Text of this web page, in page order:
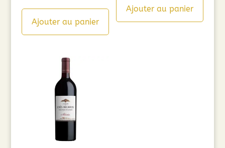
Ajouter au panier
Ajouter au panier